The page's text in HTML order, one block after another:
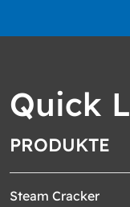
Quick
PRODUKTE
Steam Cracker